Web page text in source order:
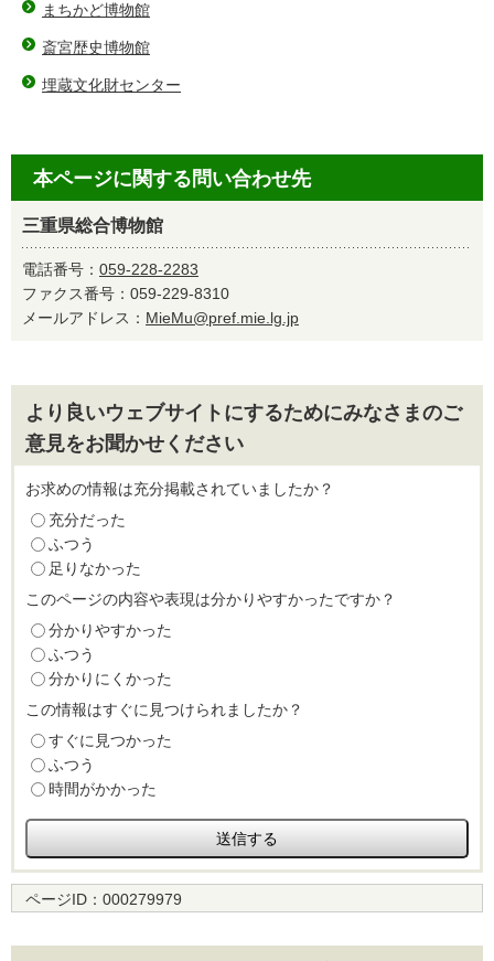
まちかど博物館
斎宮歴史博物館
埋蔵文化財センター
本ページに関する問い合わせ先
三重県総合博物館
電話番号： 059-228-2283
ファクス番号：059-229-8310
メールアドレス： MieMu@pref.mie.lg.jp
より良いウェブサイトにするためにみなさまのご
意見をお聞かせください
お求めの情報は充分掲載されていましたか？
充分だった
ふつう
足りなかった
このページの内容や表現は分かりやすかったですか？
分かりやすかった
ふつう
分かりにくかった
この情報はすぐに見つけられましたか？
すぐに見つかった
ふつう
時間がかかった
ページID： 000279979